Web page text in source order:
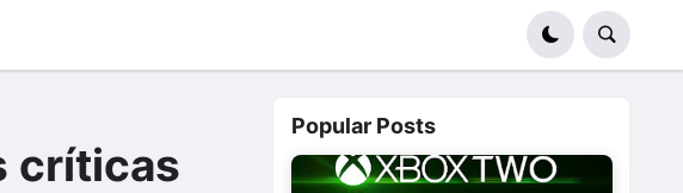
críticas
Popular Posts